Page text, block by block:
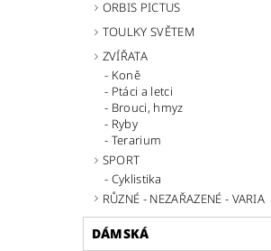
ORBIS PICTUS
TOULKY SVĚTEM
ZVÍŘATA
Koně
Ptáci a letci
Brouci, hmyz
Ryby
Terarium
SPORT
Cyklistika
RŮZNÉ - NEZAŘAZENÉ - VARIA
DÁMSKÁ